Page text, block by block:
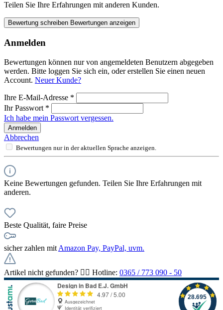
Teilen Sie Ihre Erfahrungen mit anderen Kunden.
Bewertung schreiben Bewertungen anzeigen
Anmelden
Bewertungen können nur von angemeldeten Benutzern abgegeben
werden. Bitte loggen Sie sich ein, oder erstellen Sie einen neuen
Account. Neuer Kunde?
Ihre E-Mail-Adresse *
Ihr Passwort *
Ich habe mein Passwort vergessen.
Anmelden
Abbrechen
Bewertungen nur in der aktuellen Sprache anzeigen.
Keine Bewertungen gefunden. Teilen Sie Ihre Erfahrungen mit
anderen.
Beste Qualität, faire Preise
sicher zahlen mit Amazon Pay, PayPal, uvm.
Artikel nicht gefunden? 👉🏻 Hotline: 0365 / 773 090 - 50